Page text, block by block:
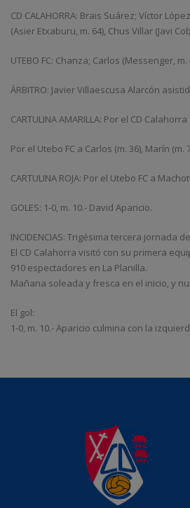
CD CALAHORRA: Brais Suárez; Víctor
(Asier Etxaburu, m. 64), Chus Villar (Javi
UTEBO FC: Chanza; Carlos (Messenger,
ÁRBITRO: Javier Villaescusa Alarcón
CARTULINA AMARILLA: Por el CD
Por el Utebo FC a Carlos (m. 36), Marín
CARTULINA ROJA: Por el Utebo FC a
GOLES: 1-0, m. 10.- David Aparicio.
INCIDENCIAS: Trigésima tercera jornada de
El CD Calahorra visitó con su primera
910 espectadores en La Planilla.
Mañana soleada y fresca en el inicio, y
El gol:
1-0, m. 10.- Aparicio culmina con la